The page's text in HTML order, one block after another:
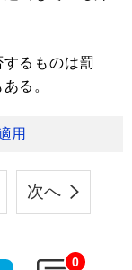
るものは罰
る。
用
次へ
0